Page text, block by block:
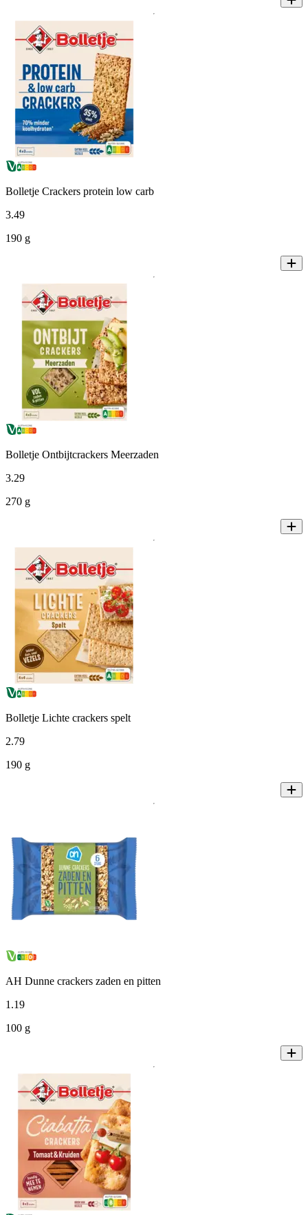
Bolletje Crackers protein low carb
3.49
190 g
Bolletje Ontbijtcrackers Meerzaden
3.29
270 g
Bolletje Lichte crackers spelt
2.79
190 g
AH Dunne crackers zaden en pitten
1 .19
100 g